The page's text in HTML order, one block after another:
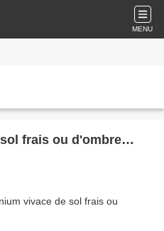
MENU
frais ou d'ombre…